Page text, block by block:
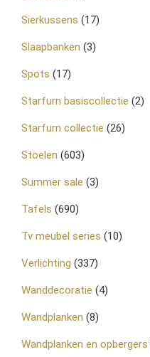
Sierkussens (17)
Slaapbanken (3)
Spots (17)
Starfurn basiscollectie (2)
Starfurn collectie (26)
Stoelen (603)
Summer sale (3)
Tafels (690)
Tv meubel series (10)
Verlichting (337)
Wanddecoratie (4)
Wandplanken (8)
Wandplanken en opbergers